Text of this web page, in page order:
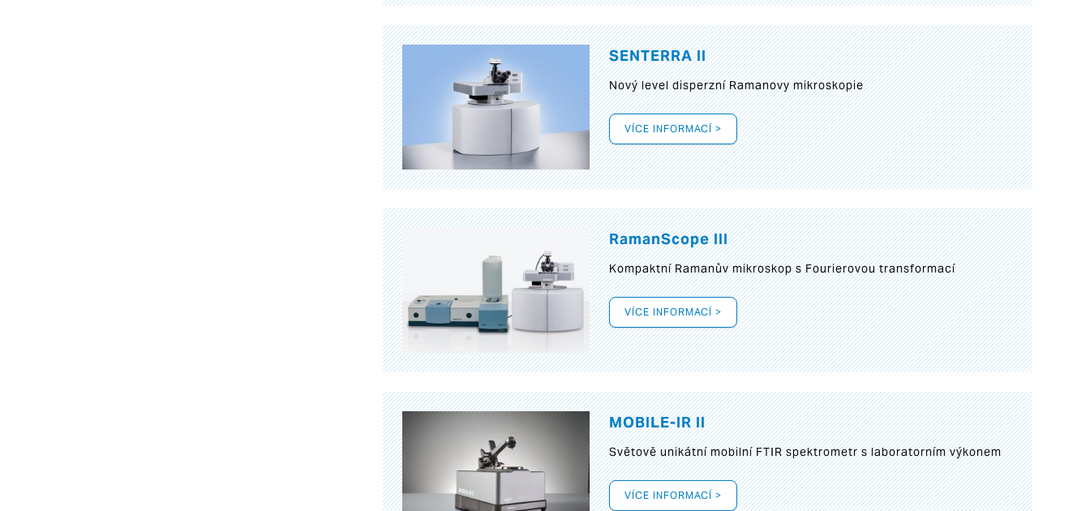
SENTERRA II
Nový level disperzní Ramanovy mikroskopie
VÍCE INFORMACÍ >
RamanScope III
Kompaktní Ramanův mikroskop s Fourierovou transformací
VÍCE INFORMACÍ >
MOBILE-IR II
Světově unikátní mobilní FTIR spektrometr s laboratorním výkonem
VÍCE INFORMACÍ >